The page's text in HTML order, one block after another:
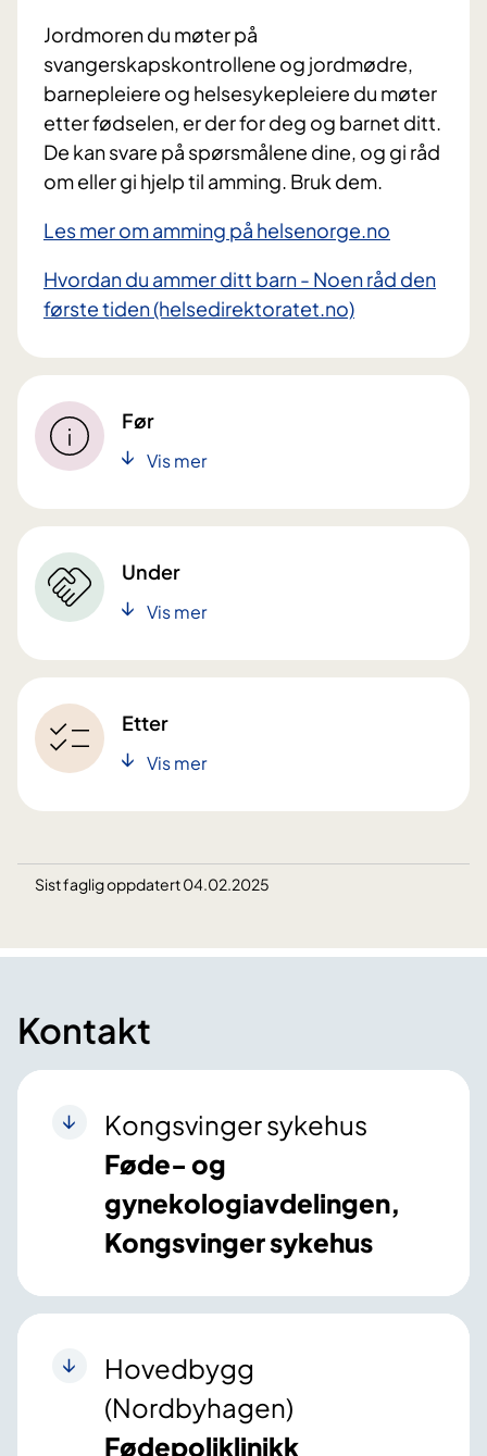
Jordmoren du møter på
svangerskapskontrollene og jordmødre,
barnepleiere og helsesykepleiere du møter
etter fødselen, er der for deg og barnet ditt.
De kan svare på spørsmålene dine, og gi råd
om eller gi hjelp til amming. Bruk dem.
Les mer om amming på helsenorge.no
Hvordan du ammer ditt barn - Noen råd den
første tiden (helsedirektoratet.no)
Før
Vis mer
Under
Vis mer
Etter
Vis mer
Sist faglig oppdatert 04.02.2025
Kontakt
Kongsvinger sykehus
Føde- og
gynekologiavdelingen,
Kongsvinger sykehus
Hovedbygg
(Nordbyhagen)
Fødepoliklinikk